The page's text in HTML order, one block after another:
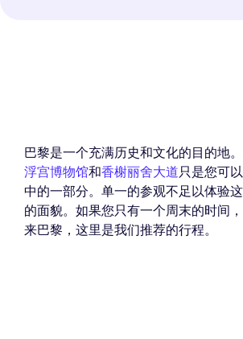
巴黎是一个充满历史和文化的目的地
浮宫博物馆和香榭丽舍大道只是您可
中的一部分。单一的参观不足以体验
的面貌。如果您只有一个周末的时间
来巴黎，这里是我们推荐的行程。